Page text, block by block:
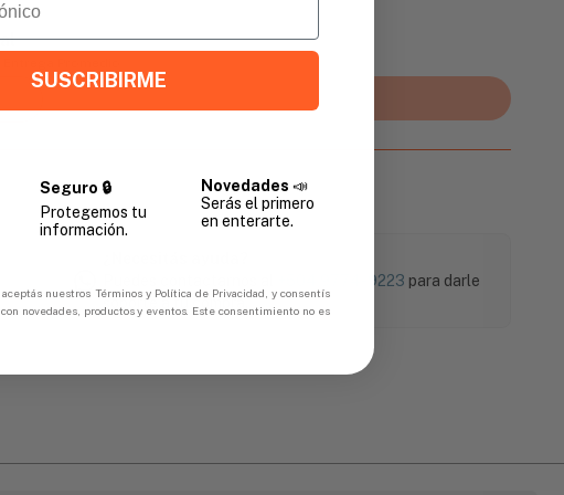
+504 9774-9223 para darle
soporte a tu compra.
SUSCRIBIRME
Seguro 🔒
Protegemos tu
información.
Novedades📣
Serás el primero
en enterarte.
nuestros Términos y Política de Privacidad, y consentís
novedades, productos y eventos. Este consentimiento no es